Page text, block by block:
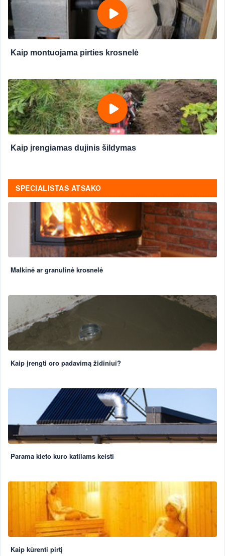
Kaip montuojama pirties krosnelė
Kaip įrengiamas dujinis šildymas
SPECIALISTAS ATSAKO
Malkinė ar granulinė krosnelė
Kaip įrengti oro padavimą židiniui?
Parama kieto kuro katilams keisti
Kaip kūrenti pirtį